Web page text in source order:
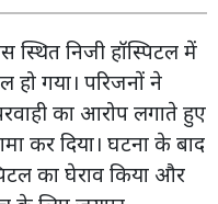
स्थित निजी हॉस्पिटल में
हो गया। परिजनों ने
का आरोप लगाते हुए
कर दिया। घटना के बाद
का घेराव किया और